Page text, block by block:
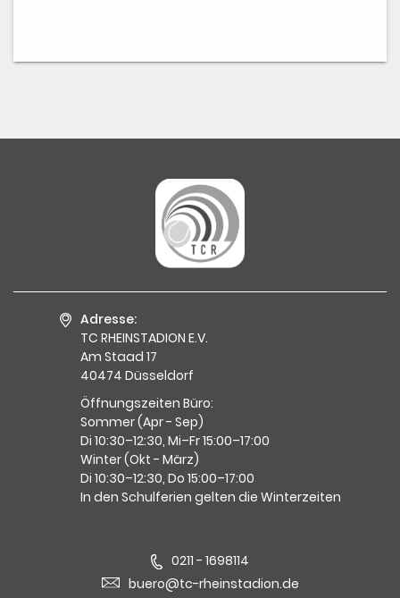
Adresse:
TC RHEINSTADION E.V.
Am Staad 17
40474 Düsseldorf
Öffnungszeiten Büro:
Sommer (Apr - Sep)
Di 10:30–12:30, Mi–Fr 15:00–17:00
Winter (Okt - März)
Di 10:30–12:30, Do 15:00–17:00
In den Schulferien gelten die Winterzeiten
0211 - 1698114
buero@tc-rheinstadion.de